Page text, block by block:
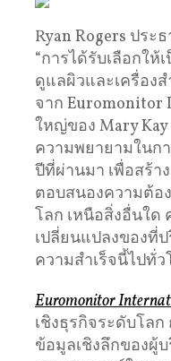
Ryan Rogers ประ
“การได้รับเลือกใ
ดูแลผิวและเครื่อง
จาก Euromonitor
ใหญ่ของ Mary
ความพยายามใน
ปีที่ผ่านมา เพื่อสร้
ตอบสนองความต้อ
โลก เหนือสิ่งอื่นใด
เปลี่ยนแปลงของที่
ความสำเร็จนี้ไปทั่ว
Euromonitor
เชิงธุรกิจระดับโล
ข้อมูลเชิงลึกของผู้